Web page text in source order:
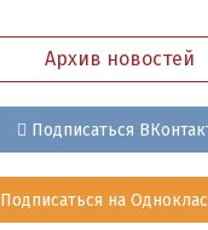
Архив новостей
Подписаться
Подписаться на